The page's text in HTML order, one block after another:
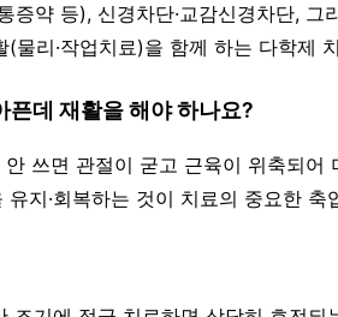
증약 등), 신경차단·교감신경차단, 그
(물리·작업치료)을 함께 하는 다학제
픈데 재활을 해야 하나요?
쓰면 관절이 굳고 근육이 위축되어
유지·회복하는 것이 치료의 중요한 축